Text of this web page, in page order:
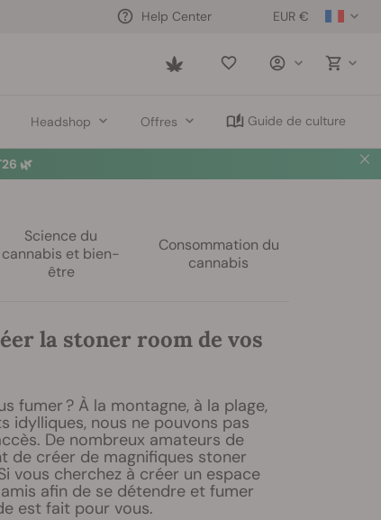
EUR €
Help Center
Saved
Headshop Offres Guide de culture
🌿
Science du
cannabis et bien-
être
Consommation du
cannabis
la stoner room de vos
fumer ? À la montagne, à la plage,
idylliques, nous ne pouvons pas
De nombreux amateurs de
de créer de magnifiques stoner
vous cherchez à créer un espace
afin de se détendre et fumer
est fait pour vous.